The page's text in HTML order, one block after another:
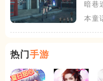
暗巷
本童
热门 手游